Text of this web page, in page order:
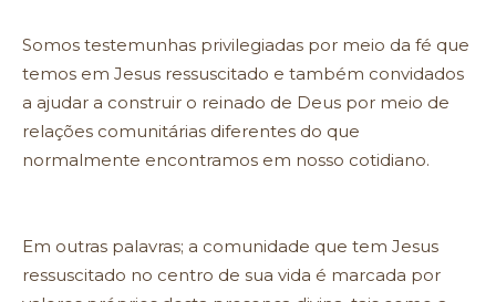
Somos testemunhas privilegiadas por meio da fé que
temos em Jesus ressuscitado e também convidados
a ajudar a construir o reinado de Deus por meio de
relações comunitárias diferentes do que
normalmente encontramos em nosso cotidiano.
Em outras palavras; a comunidade que tem Jesus
ressuscitado no centro de sua vida é marcada por